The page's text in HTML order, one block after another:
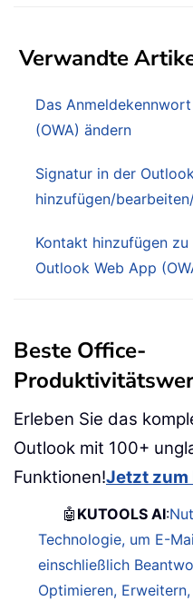
Verwandte
Das
(OWA) ändern
Signatur in der
hinzufügen/
Kontakt hinzufügen
Outlook Web App
Beste Office-
Erleben Sie das
Outlook mit 100+
Funktionen!Jetzt zum
🤖 KUTOOLS AI:
Technologie, um E-
einschließlich
Optimieren,